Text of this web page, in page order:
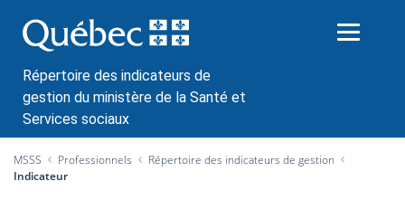
a
s
e
r
a
u
c
Répertoire des indicateurs de
gestion du ministère de la Santé et
Services sociaux
MSSS Professionnels
Répertoire des indicateurs de gestion
Indicateur